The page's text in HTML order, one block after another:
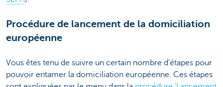
Procédure de lancement de la domiciliation
européenne
Vous êtes tenu de suivre un certain nombre d'étapes pour
pouvoir entamer la domiciliation européenne. Ces étapes